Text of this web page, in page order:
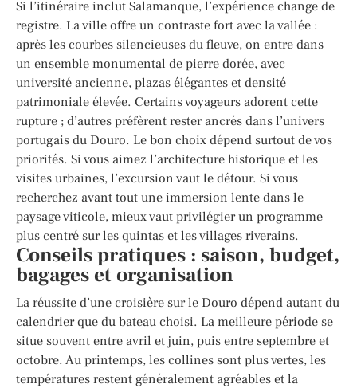
Si l’itinéraire inclut Salamanque, l’expérience change de
registre. La ville offre un contraste fort avec la vallée :
après les courbes silencieuses du fleuve, on entre dans
un ensemble monumental de pierre dorée, avec
université ancienne, plazas élégantes et densité
patrimoniale élevée. Certains voyageurs adorent cette
rupture ; d’autres préfèrent rester ancrés dans l’univers
portugais du Douro. Le bon choix dépend surtout de vos
priorités. Si vous aimez l’architecture historique et les
visites urbaines, l’excursion vaut le détour. Si vous
recherchez avant tout une immersion lente dans le
paysage viticole, mieux vaut privilégier un programme
plus centré sur les quintas et les villages riverains.
Conseils pratiques : saison, budget,
bagages et organisation
La réussite d’une croisière sur le Douro dépend autant du
calendrier que du bateau choisi. La meilleure période se
situe souvent entre avril et juin, puis entre septembre et
octobre. Au printemps, les collines sont plus vertes, les
températures restent généralement agréables et la